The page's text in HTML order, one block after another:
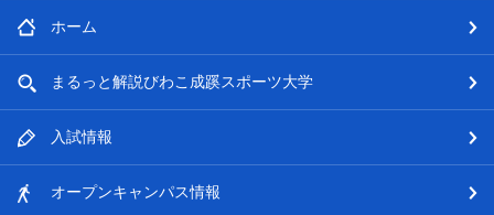
ホーム
まるっと解説びわこ成蹊スポーツ大学
入試情報
オープンキャンパス情報